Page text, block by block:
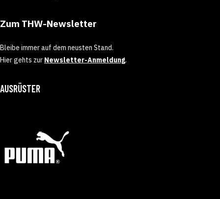
Zum THW-Newsletter
Bleibe immer auf dem neusten Stand.
Hier gehts zur Newsletter-Anmeldung.
AUSRÜSTER